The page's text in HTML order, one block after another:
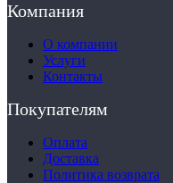
Компания
О компании
Услуги
Контакты
Покупателям
Оплата
Доставка
Политика возврата